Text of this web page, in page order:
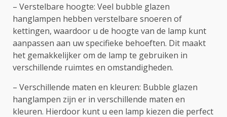
– Verstelbare hoogte: Veel bubble glazen
hanglampen hebben verstelbare snoeren of
kettingen, waardoor u de hoogte van de lamp kunt
aanpassen aan uw specifieke behoeften. Dit maakt
het gemakkelijker om de lamp te gebruiken in
verschillende ruimtes en omstandigheden.
– Verschillende maten en kleuren: Bubble glazen
hanglampen zijn er in verschillende maten en
kleuren. Hierdoor kunt u een lamp kiezen die perfect